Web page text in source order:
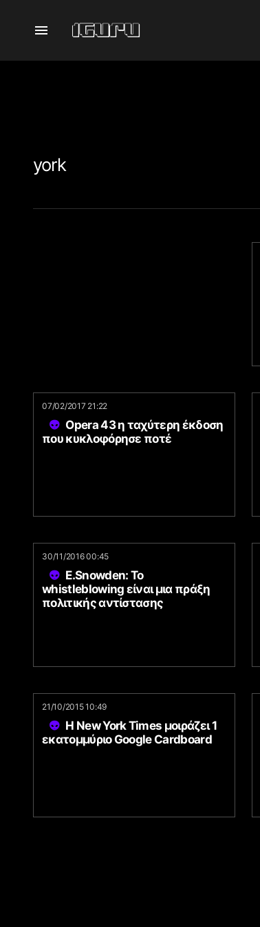
york
07/02/2017 21:22
Opera 43 η ταχύτερη έκδοση
που κυκλοφόρησε ποτέ
30/11/2016 00:45
E.Snowden: To
whistleblowing είναι μια πράξη
πολιτικής αντίστασης
21/10/2015 10:49
Η New York Times μοιράζει 1
εκατομμύριο Google Cardboard